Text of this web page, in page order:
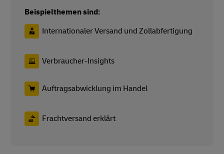
Beispielthemen sind:
Internationaler Versand und Zollabfertigung
Verbraucher-Insights
Auftragsabwicklung im Handel
Frachtversand erklärt